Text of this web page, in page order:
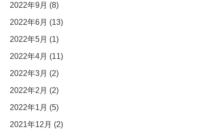
2022年9月 (8)
2022年6月 (13)
2022年5月 (1)
2022年4月 (11)
2022年3月 (2)
2022年2月 (2)
2022年1月 (5)
2021年12月 (2)